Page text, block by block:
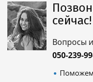
сейчас!
Вопросы
050-239-
Поможем